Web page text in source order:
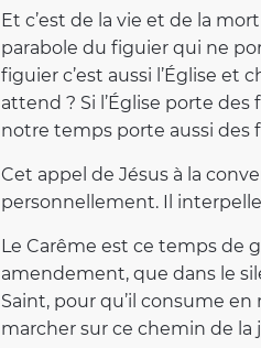
Et c’est de la vie et de la
parabole du figuier qui ne
figuier c’est aussi l’Église et
attend ? Si l’Église porte
notre temps porte aussi des
Cet appel de Jésus à la
personnellement. Il
Le Carême est ce temps de
amendement, que dans le
Saint, pour qu’il consume
marcher sur ce chemin de la